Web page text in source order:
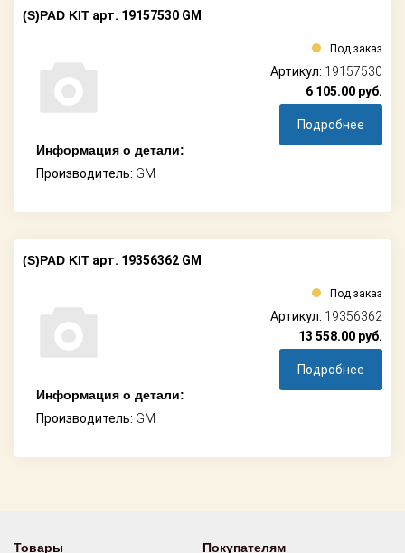
(S)PAD KIT арт. 19157530 GM
Информация о детали:
Производитель: GM
Под заказ
Артикул: 19157530
6 105.00 руб.
Подробнее
(S)PAD KIT арт. 19356362 GM
Информация о детали:
Производитель: GM
Под заказ
Артикул: 19356362
13 558.00 руб.
Подробнее
Товары Покупателям